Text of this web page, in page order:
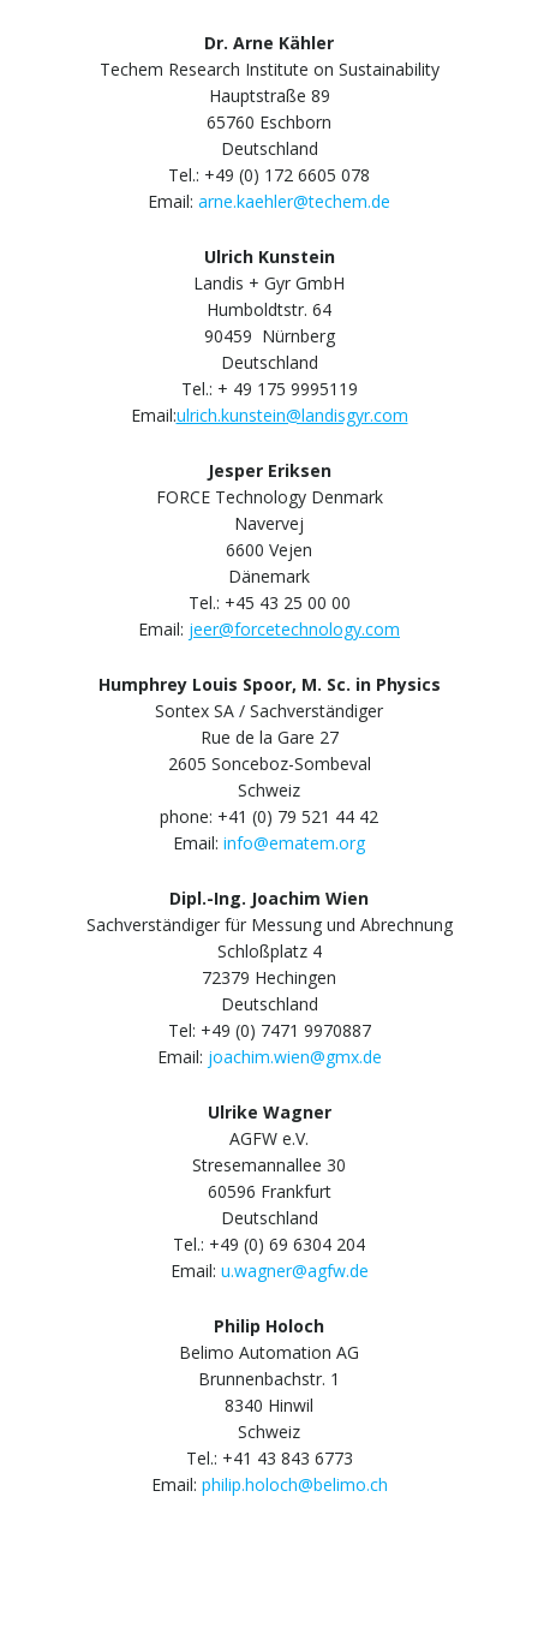
Dr. Arne Kähler
Techem Research Institute on Sustainability
Hauptstraße 89
65760 Eschborn
Deutschland
Tel.: +49 (0) 172 6605 078
Email: arne.kaehler@techem.de
Ulrich Kunstein
Landis + Gyr GmbH
Humboldtstr. 64
90459 Nürnberg
Deutschland
Tel.: + 49 175 9995119
Email:ulrich.kunstein@landisgyr.com
Jesper Eriksen
FORCE Technology Denmark
Navervej
6600 Vejen
Dänemark
Tel.: +45 43 25 00 00
Email: jeer@forcetechnology.com
Humphrey Louis Spoor, M. Sc. in Physics
Sontex SA / Sachverständiger
Rue de la Gare 27
2605 Sonceboz-Sombeval
Schweiz
phone: +41 (0) 79 521 44 42
Email: info@ematem.org
Dipl.-Ing. Joachim Wien
Sachverständiger für Messung und Abrechnung
Schloßplatz 4
72379 Hechingen
Deutschland
Tel: +49 (0) 7471 9970887
Email: joachim.wien@gmx.de
Ulrike Wagner
AGFW e.V.
Stresemannallee 30
60596 Frankfurt
Deutschland
Tel.: +49 (0) 69 6304 204
Email: u.wagner@agfw.de
Philip Holoch
Belimo Automation AG
Brunnenbachstr. 1
8340 Hinwil
Schweiz
Tel.: +41 43 843 6773
Email: philip.holoch@belimo.ch